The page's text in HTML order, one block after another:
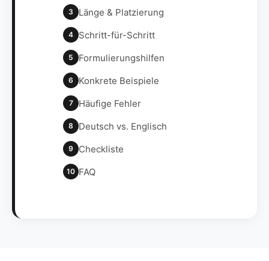
3 Länge & Platzierung
4 Schritt-für-Schritt
5 Formulierungshilfen
6 Konkrete Beispiele
7 Häufige Fehler
8 Deutsch vs. Englisch
9 Checkliste
10 FAQ